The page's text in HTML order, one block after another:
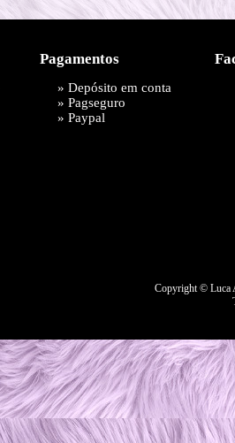
Pagamentos
» Depósito em conta
» Pagseguro
» Paypal
Copyright © Luca